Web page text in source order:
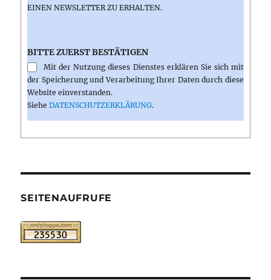
INEN NEWSLETTER ZU ERHALTEN.
BITTE ZUERST BESTÄTIGEN
Mit der Nutzung dieses Dienstes erklären Sie sich mit
der Speicherung und Verarbeitung Ihrer Daten durch diese
Website einverstanden.
SieheDATENSCHUTZERKLÄRUNG.
SEITENAUFRUFE